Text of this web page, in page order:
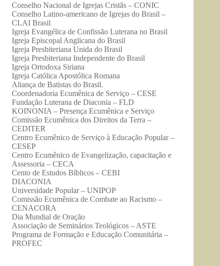
Conselho Nacional de Igrejas Cristãs – CONIC
Conselho Latino-americano de Igrejas do Brasil –
CLAI Brasil
Igreja Evangélica de Confissão Luterana no Brasil
Igreja Episcopal Anglicana do Brasil
Igreja Presbiteriana Unida do Brasil
Igreja Presbiteriana Independente do Brasil
Igreja Ortodoxa Siriana
Igreja Católica Apostólica Romana
Aliança de Batistas do Brasil.
Coordenadoria Ecumênica de Serviço – CESE
Fundação Luterana de Diaconia – FLD
KOINONIA – Presença Ecumênica e Serviço
Comissão Ecumênica dos Direitos da Terra –
CEDITER
Centro Ecumênico de Serviço à Educação Popular –
CESEP
Centro Ecumênico de Evangelização, capacitação e
Assessoria – CECA
Cento de Estudos Bíblicos – CEBI
DIACONIA
Universidade Popular – UNIPOP
Comissão Ecumênica de Combate ao Racismo –
CENACORA
Dia Mundial de Oração
Associação de Seminários Teológicos – ASTE
Programa de Formação e Educação Comunitária –
PROFEC